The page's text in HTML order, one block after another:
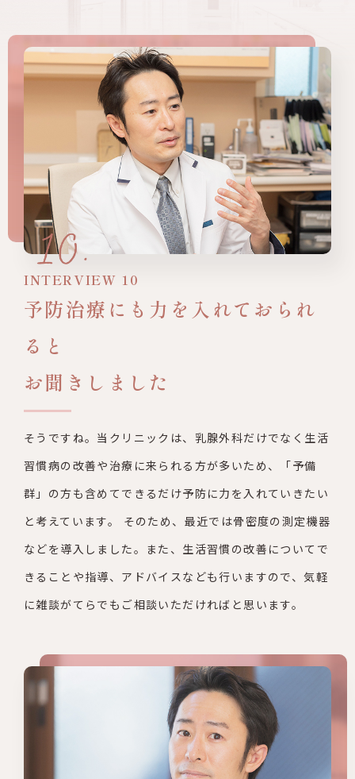
INTERVIEW 10
予防治療にも力を入れておられ
ると
お聞きしました
そうですね。当クリニックは、乳腺外科だけでなく生活
習慣病の改善や治療に来られる方が多いため、「予備
群」の方も含めてできる だけ予防に力を入れていきたい
と考えています。
そのため、最近では骨密度の測定機器
などを導入しました。また、 生活習慣の改善についてで
きることや指導、アドバイスなども行い ますので、気軽
に雑談がてらでもご相談いただければと思います。